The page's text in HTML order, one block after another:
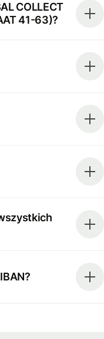
COLLECT
41-63)?